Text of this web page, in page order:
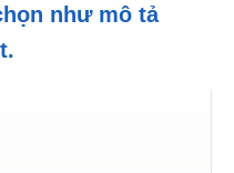
như mô tả